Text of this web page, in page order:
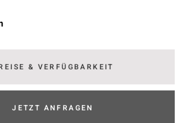
& VERFÜGBARKEIT
JETZT ANFRAGEN